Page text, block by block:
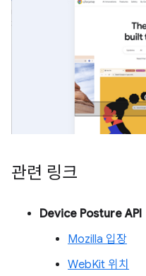
관련 링크
Device Posture API
Mozilla 입장
WebKit 위치